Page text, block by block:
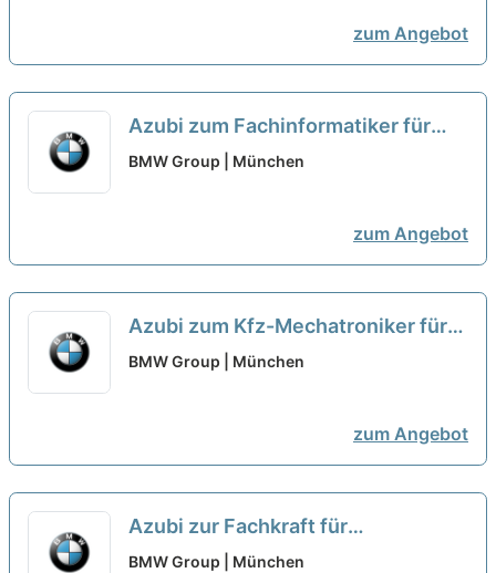
zum Angebot
Azubi zum Fachinformatiker für
Daten- und Prozessanalyse
BMW Group | München
zum Angebot
Azubi zum Kfz-Mechatroniker für
System- und Hochvolttechnik
BMW Group | München
zum Angebot
Azubi zur Fachkraft für
Lagerlogistik (w/m/x) - [24 Plätze]
BMW Group | München